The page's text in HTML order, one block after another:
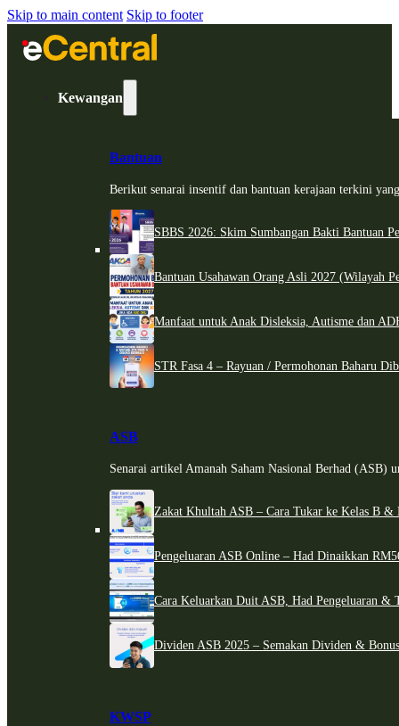
Skip to main content Skip to footer
Kewangan
Bantuan
Berikut senarai insentif dan bantuan kerajaan terkini
SBBS 2026: Skim Sumbangan Bakti Bantuan
Bantuan Usahawan Orang Asli 2027 (Wilayah
Manfaat untuk Anak Disleksia, Autisme dan
STR Fasa 4 – Rayuan / Permohonan Baharu
ASB
Senarai artikel Amanah Saham Nasional Berhad (ASB)
Zakat Khultah ASB – Cara Tukar ke Kelas B &
Pengeluaran ASB Online – Had Dinaikkan
Cara Keluarkan Duit ASB, Had Pengeluaran &
Dividen ASB 2025 – Semakan Dividen &
KWSP